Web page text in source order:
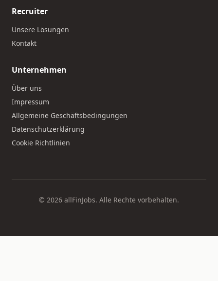
Recruiter
Unsere Lösungen
Kontakt
Unternehmen
Über uns
Impressum
Allgemeine Geschäftsbedingungen
Datenschutzerklärung
Cookie Richtlinien
© 2026 allFinJobs. Alle Rechte vorbehalten.